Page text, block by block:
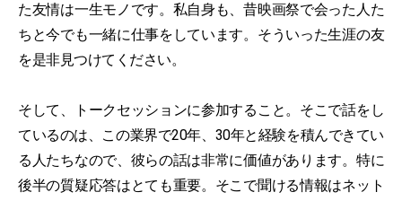
た友情は一生モノです。私自身も、昔映画祭で会った人た
ちと今でも一緒に仕事をしています。そういった生涯の友
を是非見つけてください。
そして、トークセッションに参加すること。そこで話をし
ているのは、この業界で20年、30年と経験を積んできてい
る人たちなので、彼らの話は非常に価値があります。特に
後半の質疑応答はとても重要。そこで聞ける情報はネット